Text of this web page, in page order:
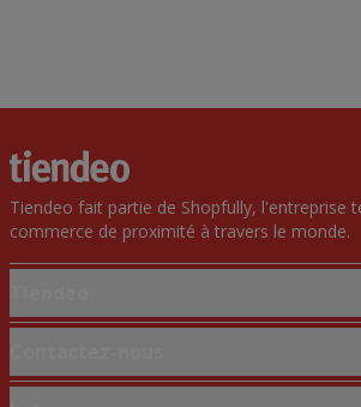
Tiendeo fait partie de Shopfully, l'entreprise
commerce de proximité à travers le monde.
Solutions professionnelles